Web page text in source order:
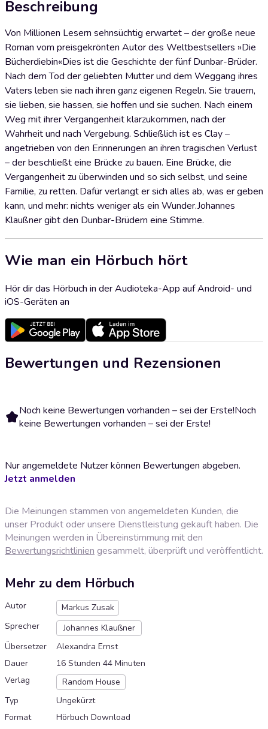
Beschreibung
Von Millionen Lesern sehnsüchtig erwartet – der große neue
Roman vom preisgekrönten Autor des Weltbestsellers »Die
Bücherdiebin«Dies ist die Geschichte der fünf Dunbar-Brüder.
Nach dem Tod der geliebten Mutter und dem Weggang ihres
Vaters leben sie nach ihren ganz eigenen Regeln. Sie trauern,
sie lieben, sie hassen, sie hoffen und sie suchen. Nach einem
Weg mit ihrer Vergangenheit klarzukommen, nach der
Wahrheit und nach Vergebung. Schließlich ist es Clay –
angetrieben von den Erinnerungen an ihren tragischen Verlust
– der beschließt eine Brücke zu bauen. Eine Brücke, die
Vergangenheit zu überwinden und so sich selbst, und seine
Familie, zu retten. Dafür verlangt er sich alles ab, was er geben
kann, und mehr: nichts weniger als ein Wunder.Johannes
Klaußner gibt den Dunbar-Brüdern eine Stimme.
Wie man ein Hörbuch hört
Hör dir das Hörbuch in der Audioteka-App auf Android- und
iOS-Geräten an
Bewertungen und Rezensionen
Noch keine Bewertungen vorhanden – sei der Erste!Noch
keine Bewertungen vorhanden – sei der Erste!
Nur angemeldete Nutzer können Bewertungen abgeben.
Jetzt anmelden
Die Meinungen stammen von angemeldeten Kunden, die
unser Produkt oder unsere Dienstleistung gekauft haben. Die
Meinungen werden in Übereinstimmung mit den
Bewertungsrichtlinien gesammelt, überprüft und veröffentlicht.
Mehr zu dem Hörbuch
Autor
Markus Zusak
Sprecher
Johannes Klaußner
Übersetzer
Alexandra Ernst
Dauer
16 Stunden 44 Minuten
Verlag
Random House
Typ
Ungekürzt
Format
Hörbuch Download